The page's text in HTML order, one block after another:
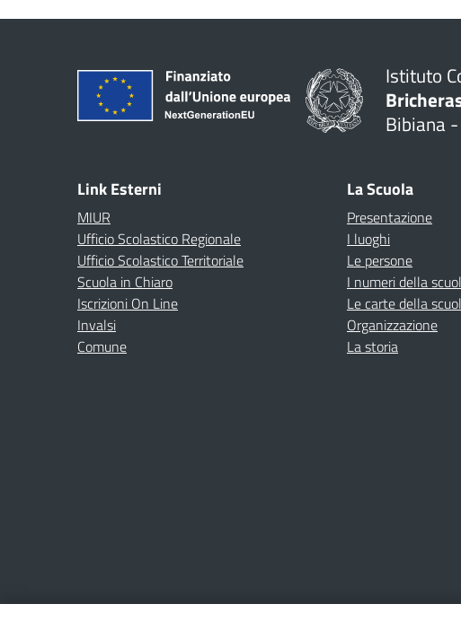
Istituto
Bibiana
Link Esterni
MIUR
Ufficio Scolastico Regionale
Ufficio Scolastico Territoriale
Scuola in Chiaro
Iscrizioni On Line
Invalsi
Comune
La Scuola
Presentazione
I luoghi
Le persone
I numeri della
Le carte della
Organizzazione
La storia
Amministrazione TrasparenteAlbo onlinePrivacy Policy